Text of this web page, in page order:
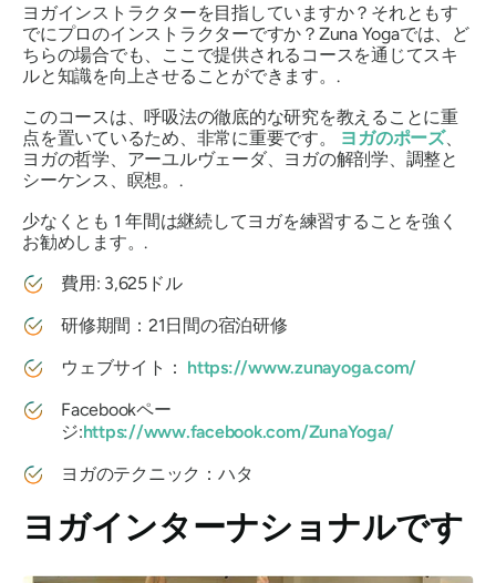
ヨガインストラクターを目指していますか？それともす
でにプロのインストラクターですか？Zuna Yogaでは、ど
ちらの場合でも、ここで提供されるコースを通じてスキ
ルと知識を向上させることができます。.
このコースは、呼吸法の徹底的な研究を教えることに重
点を置いているため、非常に重要です。 ヨガのポーズ、
ヨガの哲学、アーユルヴェーダ、ヨガの解剖学、調整と
シーケンス、瞑想。.
少なくとも 1 年間は継続してヨガを練習することを強く
お勧めします。.
費用: 3,625ドル
研修期間：21日間の宿泊研修
ウェブサイト： https://www.zunayoga.com/
Facebookペー
ジ:https://www.facebook.com/ZunaYoga/
ヨガのテクニック：ハタ
ヨガインターナショナルです